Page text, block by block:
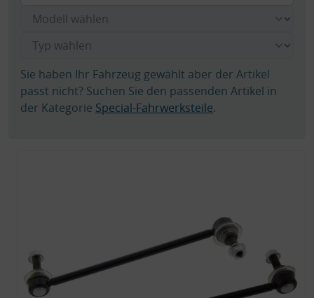
Sie haben Ihr Fahrzeug gewählt aber der Artikel
passt nicht? Suchen Sie den passenden Artikel in
der Kategorie Special-Fahrwerksteile.